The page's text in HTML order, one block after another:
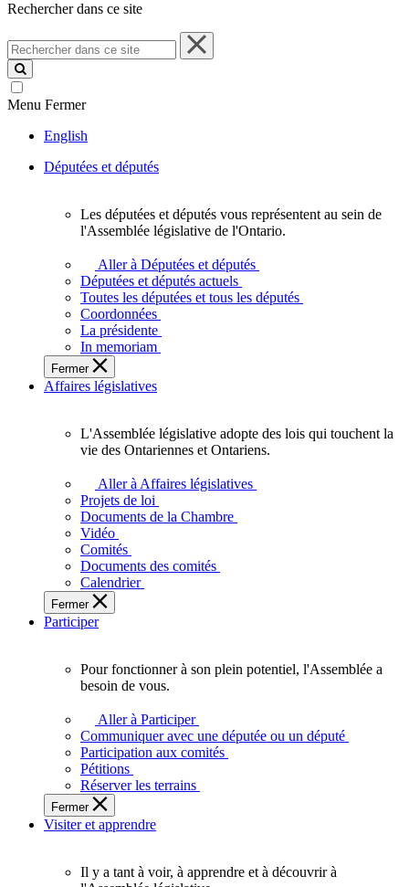
Rechercher dans ce site
Rechercher
dans
ce
site
Menu Fermer
English
Députées et députés
députés
vous
représentent
sein
de
l'Assemblée
législative
l'Ontario.
Les députées et députés vous représentent au sein de
l'Assemblée législative de l'Ontario.
Aller à Députées et députés
Députées et députés actuels
Toutes les députées et tous les députés
Coordonnées
La présidente
In memoriam
Fermer
Affaires législatives
L'Assemblée
adopte
touchent
des
Ontariennes
et
L'Assemblée législative adopte des lois qui touchent la
vie des Ontariennes et Ontariens.
Aller à Affaires législatives
Projets de loi
Documents de la Chambre
Vidéo
Comités
Documents des comités
Calendrier
Fermer
Participer
plein
potentiel,
l'Assemblée
a
besoin
de
Pour fonctionner à son plein potentiel, l'Assemblée a
besoin de vous.
Aller à Participer
Communiquer avec une députée ou un député
Participation aux comités
Pétitions
Réserver les terrains
Fermer
Visiter et apprendre
Il y a tant à voir, à apprendre et à découvrir à